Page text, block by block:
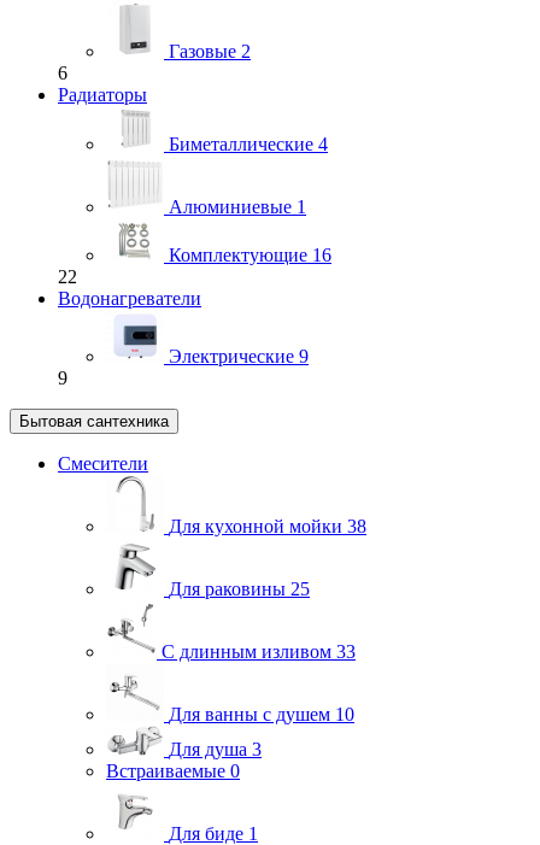
Газовые 2
6
Радиаторы
Биметаллические 4
Алюминиевые 1
Комплектующие 16
22
Водонагреватели
Электрические 9
9
Бытовая сантехника
Смесители
Для кухонной мойки 38
Для раковины 25
С длинным изливом 33
Для ванны с душем 10
Для душа 3
Встраиваемые 0
Для биде 1